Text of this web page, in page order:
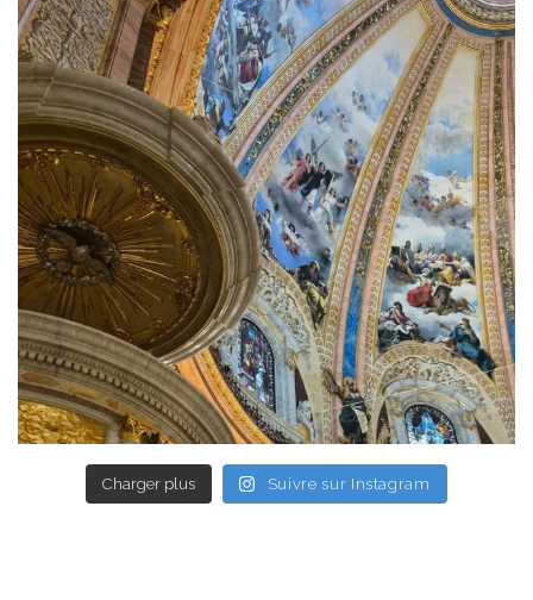
Charger plus Suivre sur Instagram